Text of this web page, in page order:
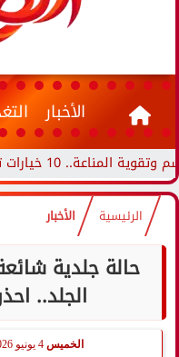
الأخبار
تحارب الجفاف والحر
الرئيسية الأخبار
حالة جلدية
الجلد..
الخميس